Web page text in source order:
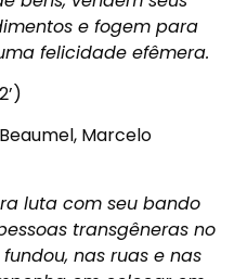
e fogem para
felicidade efêmera.
Marcelo
luta com seu bando
transgêneras no
nas ruas e nas